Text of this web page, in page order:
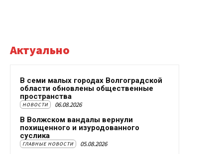
Актуально
В семи малых городах Волгоградской
области обновлены общественные
пространства
НОВОСТИ 06.08.2026
В Волжском вандалы вернули
похищенного и изуродованного
суслика
ГЛАВНЫЕ НОВОСТИ 05.08.2026